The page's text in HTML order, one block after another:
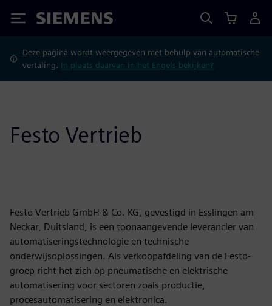
Siemens
Deze pagina wordt weergegeven met behulp van automatische
vertaling. In plaats daarvan in het Engels bekijken?
Festo Vertrieb
Festo Vertrieb GmbH & Co. KG, gevestigd in Esslingen am
Neckar, Duitsland, is een toonaangevende leverancier van
automatiseringstechnologie en technische
onderwijsoplossingen. Als verkoopafdeling van de Festo-
groep richt het zich op pneumatische en elektrische
automatisering voor sectoren zoals productie,
procesautomatisering en elektronica.